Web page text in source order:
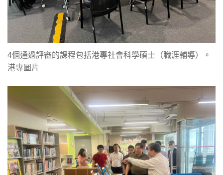
4個通過評審的課程包括港專社會科學碩士（職涯輔導）。
港專圖片